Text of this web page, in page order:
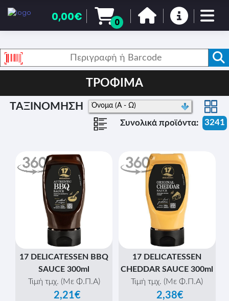
0,00€ 0
ΤΡΟΦΙΜΑ
ΤΑΞΙΝΟΜΗΣΗ
Συνολικά προϊόντα: 3241
17 DELICATESSEN BBQ
SAUCE 300ml
Τιμή τμχ. (Με Φ.Π.Α)
2,21€
17 DELICATESSEN
CHEDDAR SAUCE 300ml
Τιμή τμχ. (Με Φ.Π.Α)
2,38€